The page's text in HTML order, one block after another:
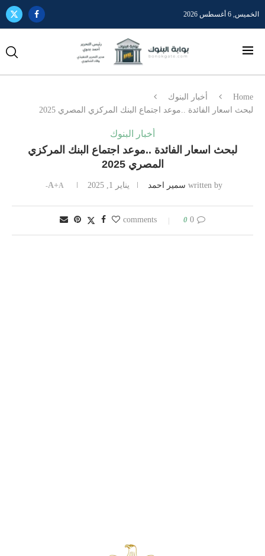
الخميس, 6 أغسطس 2026
Home
أخبار البنوك
لبحث اسعار الفائدة ..موعد اجتماع البنك المركزي المصري 2025
أخبار البنوك
لبحث اسعار الفائدة ..موعد اجتماع البنك المركزي
المصري 2025
written by سمير احمد يناير 1, 2025 A+A-
0 comments
0